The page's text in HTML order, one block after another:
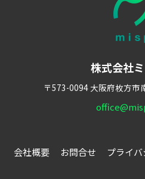
株式会社
〒573-0094 大阪府枚方市
会社概要 お問合せ プライ